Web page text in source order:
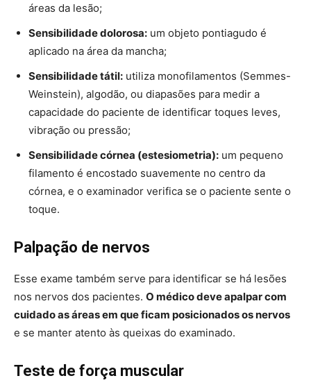
áreas da lesão;
Sensibilidade dolorosa: um objeto pontiagudo é
aplicado na área da mancha;
Sensibilidade tátil: utiliza monofilamentos (Semmes-
Weinstein), algodão, ou diapasões para medir a
capacidade do paciente de identificar toques leves,
vibração ou pressão;
Sensibilidade córnea (estesiometria): um pequeno
filamento é encostado suavemente no centro da
córnea, e o examinador verifica se o paciente sente o
toque.
Palpação de nervos
Esse exame também serve para identificar se há lesões
nos nervos dos pacientes. O médico deve apalpar com
cuidado as áreas em que ficam posicionados os nervos
e se manter atento às queixas do examinado.
Teste de força muscular